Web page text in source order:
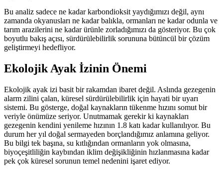
Bu analiz sadece ne kadar karbondioksit yaydığımızı değil, aynı
zamanda okyanusları ne kadar balıkla, ormanları ne kadar odunla ve
tarım arazilerini ne kadar ürünle zorladığımızı da gösteriyor. Bu çok
boyutlu bakış açısı, sürdürülebilirlik sorununa bütüncül bir çözüm
geliştirmeyi hedefliyor.
Ekolojik Ayak İzinin Önemi
Ekolojik ayak izi basit bir rakamdan ibaret değil. Aslında gezegenin
alarm zilini çalan, küresel sürdürülebilirlik için hayati bir uyarı
sistemi. Bu gösterge, doğal kaynakların tükenme hızını somut bir
veriyle önümüze seriyor. Unutmamak gerekir ki kaynakları
gezegenin kendini yenileme hızının 1.8 katı kadar kullanılıyor. Bu
durum her yıl doğal sermayeden borçlandığımız anlamına geliyor.
Bu bilgi tek başına, su kıtlığından ormanların yok olmasına,
biyoçeşitliliğin kaybından iklim değişikliğinin hızlanmasına kadar
pek çok küresel sorunun temel nedenini işaret ediyor.